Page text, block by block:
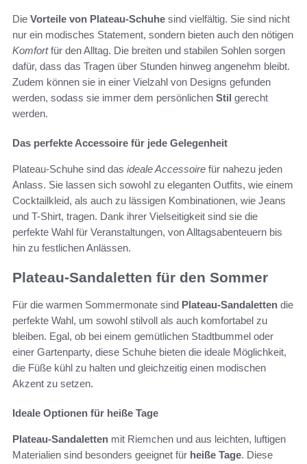
Die Vorteile von Plateau-Schuhe sind vielfältig. Sie sind nicht
nur ein modisches Statement, sondern bieten auch den nötigen
Komfortfür den Alltag. Die breiten und stabilen Sohlen sorgen
dafür, dass das Tragen über Stunden hinweg angenehm bleibt.
Zudem können sie in einer Vielzahl von Designs gefunden
werden, sodass sie immer dem persönlichen Stil gerecht
werden.
Das perfekte Accessoire für jede Gelegenheit
Plateau-Schuhe sind das ideale Accessoire für nahezu jeden
Anlass. Sie lassen sich sowohl zu eleganten Outfits, wie einem
Cocktailkleid, als auch zu lässigen Kombinationen, wie Jeans
und T-Shirt, tragen. Dank ihrer Vielseitigkeit sind sie die
perfekte Wahl für Veranstaltungen, von Alltagsabenteuern bis
hin zu festlichen Anlässen.
Plateau-Sandaletten für den Sommer
Für die warmen Sommermonate sind Plateau-Sandaletten die
perfekte Wahl, um sowohl stilvoll als auch komfortabel zu
bleiben. Egal, ob bei einem gemütlichen Stadtbummel oder
einer Gartenparty, diese Schuhe bieten die ideale Möglichkeit,
die Füße kühl zu halten und gleichzeitig einen modischen
Akzent zu setzen.
Ideale Optionen für heiße Tage
Plateau-Sandaletten mit Riemchen und aus leichten, luftigen
Materialien sind besonders geeignet für heiße Tage. Diese